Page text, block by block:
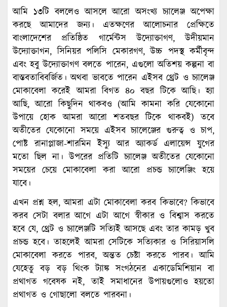
আমি ১৩টি বললেও আসলে আরো অসংখ্য চ্যালেঞ্জ অপেক্ষা
করছে আমাদের জন্য। এতক্ষণের আলোচনার প্রেক্ষিতে
বাংলাদেশের প্রতিষ্ঠিত গার্মেন্টস উদ্যোক্তাগণ, উদীয়মান
উদ্যোক্তাগন, সিনিয়র পলিসি মেকারগণ, উচ্চ পদস্থ কর্মীবৃন্দ
এবং হবু উদ্যোক্তাগণ বলতে পারেন, এগুলো অতিশয় কল্পনা বা
বাস্তবতাবিবর্জিত। অথবা ভাবতে পারেন এইসব থ্রেট ও চ্যালেঞ্জ
মোকাবেলা করেই আমরা বিগত ৪০ বছর টিকে আছি। হ্যা
আছি, আরো কিছুদিন থাকবও (আমি কামনা করি যেকোনো
উপায়ে হোক আমরা আরো শতবছর টিকে থাকবই) তবে
অতীতের যেকোনো সময়ে এইসব চ্যালেঞ্জের গুরুত্ব ও চাপ,
পোষ্ট রানাপ্লাজা-শারমিন ইস্যু আর অ্যাকর্ড এলায়েন্স যুগের
মতো ছিল না। উপরের প্রতিটি চ্যালেঞ্জ অতীতের যেকোনো
সময়ের চেয়ে মোকাবেলা করা আরো প্রচন্ড চ্যালেঞ্জিং হয়ে
যাবে।
এখন প্রশ্ন হল, আমরা এটা মোকাবেলা করব কিভাবে? কিভাবে
করব সেটা বলার আগে এটা আগে স্বীকার ও বিশ্বাস করতে
হবে যে, থ্রেট ও চ্যালেঞ্জটি সত্যিই আসছে এবং তার কামড় খুব
প্রচন্ড হবে। তাহলেই আমরা সেটিকে সত্যিকার ও সিরিয়াসলি
মোকাবেলা করতে পারব, অন্তত চেষ্টা করতে পারব। আমি
যেহেতু বড় বড় থিংক ট্যাঙ্ক সংগঠনের একাডেমিশিয়ান বা
প্রথাগত গবেষক নই, তাই সমাধানের উপায়গুলোও হয়তো
প্রথাগত ও গোছালো বলতে পারবনা।